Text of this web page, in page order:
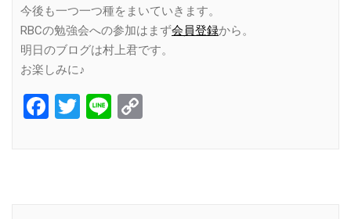
今後も一つ一つ種をまいていきます。
RBCの勉強会への参加はまず会員登録から。
明日のブログは村上君です。
お楽しみに♪
Facebook
Twitter
Line